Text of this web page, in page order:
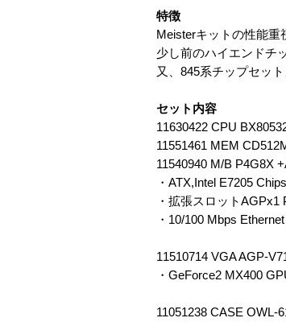
特徴
Meisterキットの性能重
少し前のハイエンドチ
又、845系チップセッ
セット内容
11630422 CPU
11551461 MEM
11540940 M/B P4G8X
・ATX,Intel E7205
・拡張スロット
・10/100 Mbps
11510714 VGA AGP-
・GeForce2 MX400
11051238 CASE OWL-